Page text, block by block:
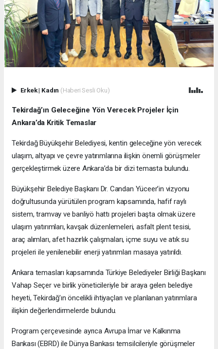
Erkek| Kadın (Haberi Sesli Oku)
Tekirdağ’ın Geleceğine Yön Verecek Projeler İçin
Ankara’da Kritik Temaslar
Tekirdağ Büyükşehir Belediyesi, kentin geleceğine yön verecek
ulaşım, altyapı ve çevre yatırımlarına ilişkin önemli görüşmeler
gerçekleştirmek üzere Ankara’da bir dizi temasta bulundu.
Büyükşehir Belediye Başkanı Dr. Candan Yüceer’in vizyonu
doğrultusunda yürütülen program kapsamında, hafif raylı
sistem, tramvay ve banliyö hattı projeleri başta olmak üzere
ulaşım yatırımları, kavşak düzenlemeleri, asfalt plent tesisi,
araç alımları, afet hazırlık çalışmaları, içme suyu ve atık su
projeleri ile yenilenebilir enerji yatırımları masaya yatırıldı.
Ankara temasları kapsamında Türkiye Belediyeler Birliği Başkanı
Vahap Seçer ve birlik yöneticileriyle bir araya gelen belediye
heyeti, Tekirdağ’ın öncelikli ihtiyaçları ve planlanan yatırımlara
ilişkin değerlendirmelerde bulundu.
Program çerçevesinde ayrıca Avrupa İmar ve Kalkınma
Bankası (EBRD) ile Dünya Bankası temsilcileriyle görüşmeler